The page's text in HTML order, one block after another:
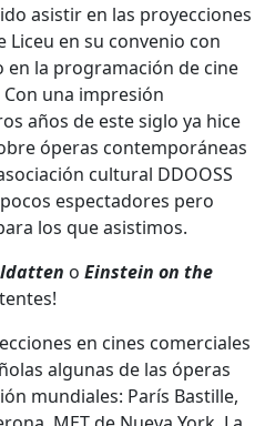
asistir en las proyecciones
Liceu en su convenio con
en la programación de cine
una impresión
años de este siglo ya hice
óperas contemporáneas
cultural DDOOSS
espectadores pero
los que asistimos.
o Einstein on the
en cines comerciales
algunas de las óperas
mundiales: París Bastille,